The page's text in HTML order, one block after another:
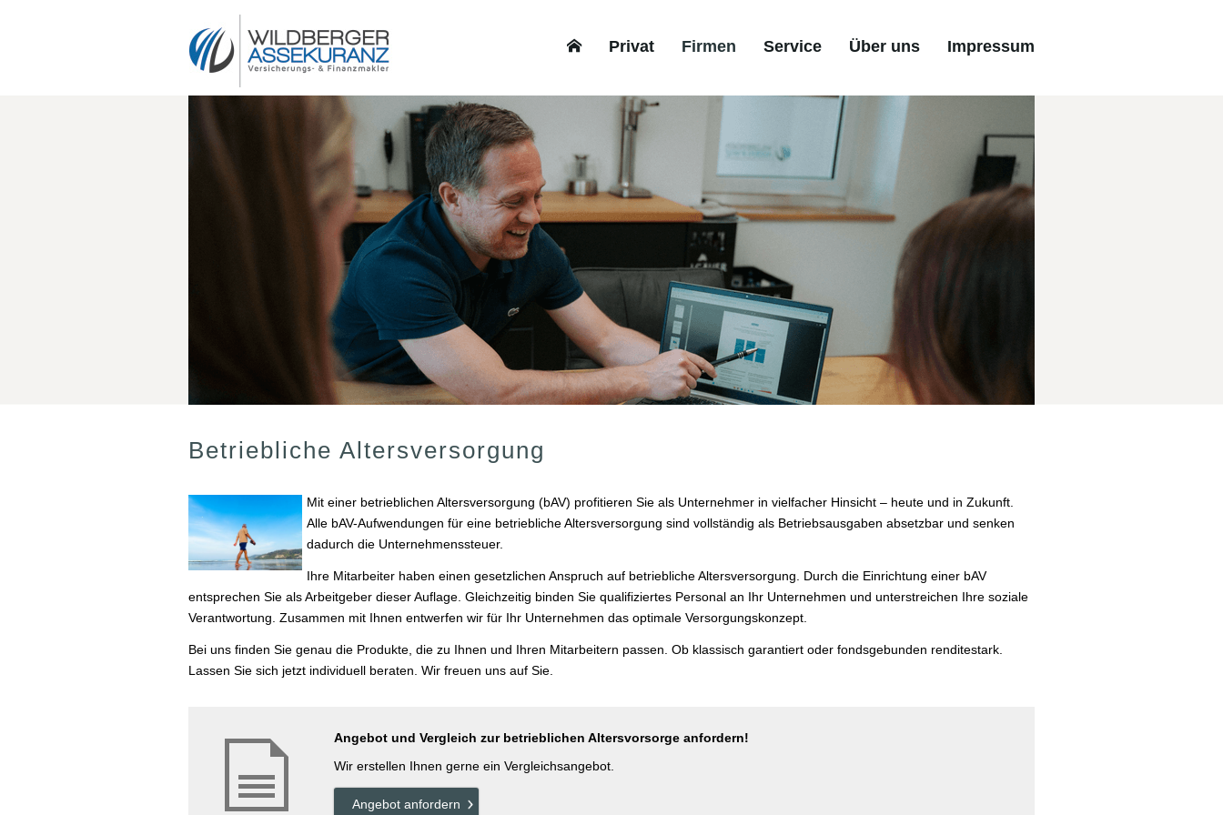
Privat Firmen Service Über uns Impressum
Betriebliche Altersversorgung
Mit einer betrieblichen Altersversorgung (bAV) profitieren Sie als Unternehmer in vielfacher Hinsicht – heute und in Zukunft.
Alle bAV-Aufwendungen für eine betriebliche Altersversorgung sind vollständig als Betriebsausgaben absetzbar und senken
dadurch die Unternehmenssteuer.
Ihre Mitarbeiter haben einen gesetzlichen Anspruch auf betriebliche Altersversorgung. Durch die Einrichtung einer bAV
entsprechen Sie als Arbeitgeber dieser Auflage. Gleichzeitig binden Sie qualifiziertes Personal an Ihr Unternehmen und unterstreichen Ihre soziale
Verantwortung. Zusammen mit Ihnen entwerfen wir für Ihr Unternehmen das optimale Versorgungskonzept.
Bei uns finden Sie genau die Produkte, die zu Ihnen und Ihren Mitarbeitern passen. Ob klassisch garantiert oder fondsgebunden renditestark.
Lassen Sie sich jetzt individuell beraten. Wir freuen uns auf Sie.
Angebot und Vergleich zur betrieblichen Alters­vorsorge anfordern!
Wir erstellen Ihnen gerne ein Vergleichsangebot.
An­ge­bot an­for­dern